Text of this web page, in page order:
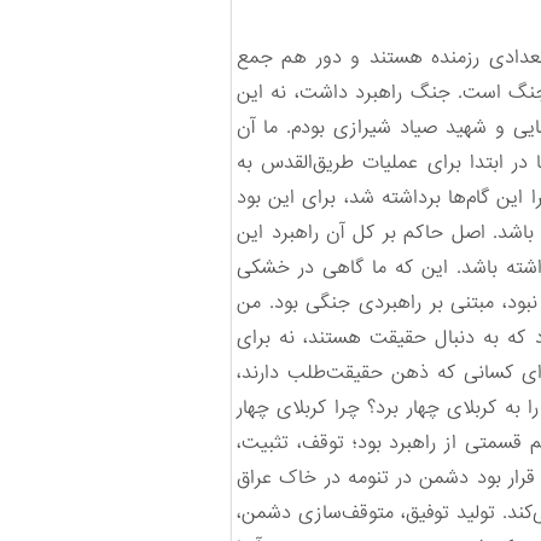
رزمنده هستند و دور هم جمع
است. جنگ راهبرد داشت، نه این
و شهید صیاد شیرازی بودم. ما آن
ابتدا برای عملیات طریق‌القدس به
گام‌ها برداشته شد، برای این بود
اصل حاکم بر کل آن راهبرد این
باشد. این که ما گاهی در خشکی
مبتنی بر راهبردی جنگی بود. من
که به دنبال حقیقت هستند، نه برای
کسانی که ذهن حقیقت‌طلب دارند،
کربلای چهار برد؟ چرا کربلای چهار
از راهبرد بود؛ توقف، تثبیت،
دشمن. این از زمان آزادسازی خرمشهر به دست نیامد، در عملیات هویزه در دی 1359 هم قرار بود دشمن در تنومه در خاک عراق
تولید توفیق، متوقف‌سازی دشمن،